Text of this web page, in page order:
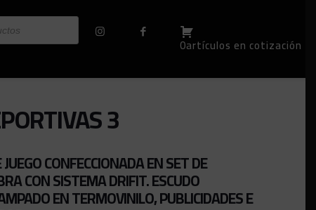
0artículos en cotización
3
CONFECCIONADA EN SET DE
CON SISTEMA DRIFIT. ESCUDO
EN TERMOVINILO, PUBLICIDADES E